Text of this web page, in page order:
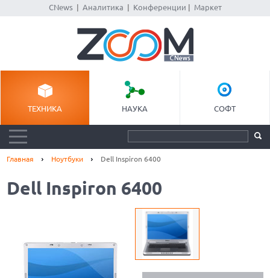
CNews| Аналитика Конференции Маркет
ТЕХНИКА НАУКА СОФТ
Главная Ноутбуки Dell Inspiron 6400
Dell Inspiron 6400